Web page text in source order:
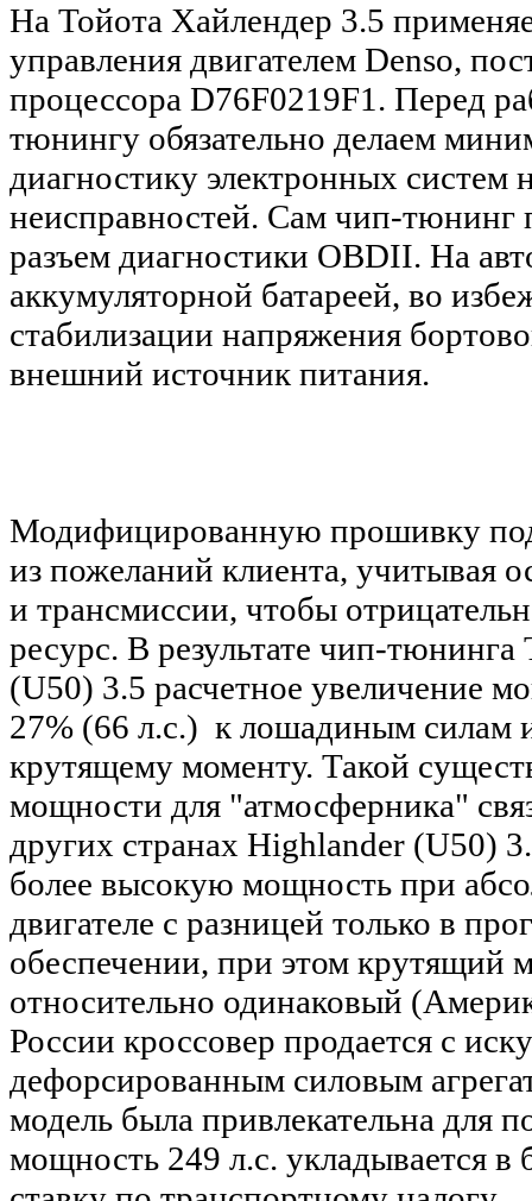
На Тойота Хайлендер 3.5
управления двигателем Denso,
процессора D76F0219F1. Перед
тюнингу обязательно делаем
диагностику электронных систем
неисправностей. Сам чип-тюнинг
разъем диагностики OBDII. На
аккумуляторной батареей, во
стабилизации напряжения
внешний источник питания.
Модифицированную прошивку
из пожеланий клиента, учитывая
и трансмиссии, чтобы
ресурс. В результате чип-
(U50) 3.5 расчетное увеличение
27% (66 л.с.) к лошадиным силам
крутящему моменту. Такой
мощности для "атмосферника"
других странах Highlander (U50)
более высокую мощность при
двигателе с разницей только в
обеспечении, при этом крутящий
относительно одинаковый
России кроссовер продается с
дефорсированным силовым
модель была привлекательна для
мощность 249 л.с. укладывается в